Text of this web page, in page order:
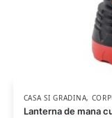
CASA SI GRADINA,
Lanterna de mana